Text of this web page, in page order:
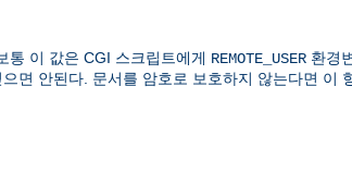
통 이 값은 CGI 스크립트에게 REMOTE_USER 환경
면 안된다. 문서를 암호로 보호하지 않는다면 이